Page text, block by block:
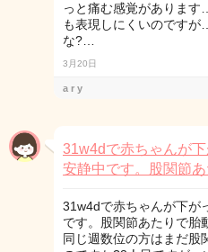
っと痛む感覚がありま
も表現しにくいのです
な?…
3月20日
a r y
31w4dで赤ちゃんが
安静中です。股関節
31w4dで赤ちゃんが下が
です。股関節あたりで胎
同じ週数位の方はまだ股